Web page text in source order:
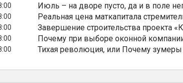
Июль – на дворе пусто, да и в поле
Реальная цена маткапитала
Завершение строительства проекта
Почему при выборе оконной
Тихая революция, или Почему